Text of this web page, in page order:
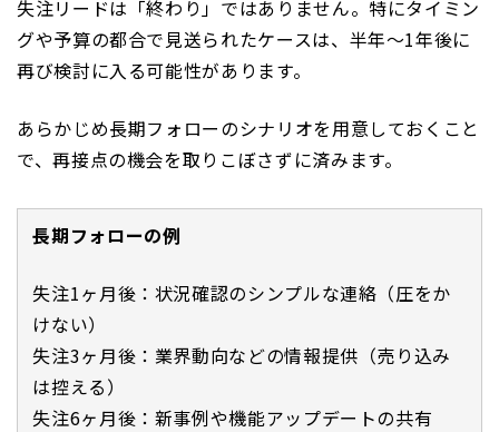
失注リードは「終わり」ではありません。特にタイミン
グや予算の都合で見送られたケースは、半年〜1年後に
再び検討に入る可能性があります。
あらかじめ長期フォローのシナリオを用意しておくこと
で、再接点の機会を取りこぼさずに済みます。
長期フォローの例
失注1ヶ月後：状況確認のシンプルな連絡（圧をか
けない）
失注3ヶ月後：業界動向などの情報提供（売り込み
は控える）
失注6ヶ月後：新事例や機能アップデートの共有